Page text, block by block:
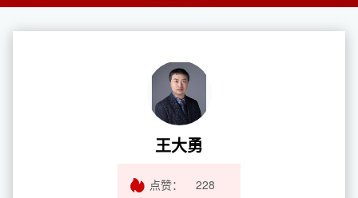
王大勇
点赞： 228